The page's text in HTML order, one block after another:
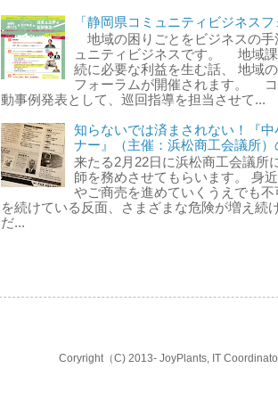
「静岡県コミュニティビジネス
地域の困りごとをビジネスの手
ュニティビジネスです。 地域
続に必要な利益を生む話、 地域
フォーラムが開催されます。
動事例発表として、巡回指導を担当させて...
知らないでは済まされない！『
ナー』（主催：浜松商工会議所）
来たる2月22日に浜松商工会議所
師を務めさせてもらいます。 身
やご商売を進めていくうえでも
を続けている反面、さまざまな危険が増え続
だ...
Coryright（C) 2013- JoyPlants, IT